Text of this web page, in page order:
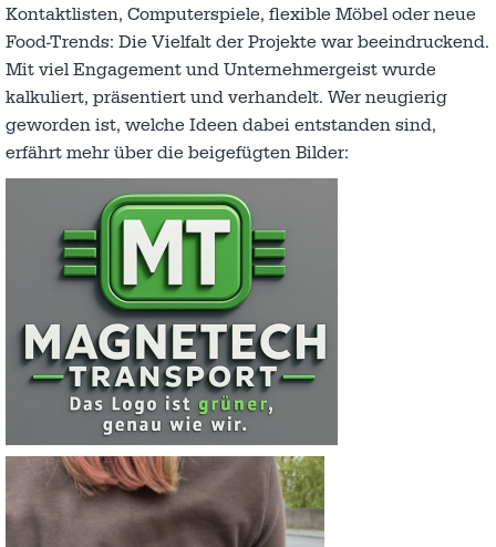
Kontaktlisten, Computerspiele, flexible Möbel oder neue
Food-Trends: Die Vielfalt der Projekte war beeindruckend.
Mit viel Engagement und Unternehmergeist wurde
kalkuliert, präsentiert und verhandelt. Wer neugierig
geworden ist, welche Ideen dabei entstanden sind,
erfährt mehr über die beigefügten Bilder: